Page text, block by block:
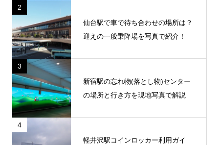
2
仙台駅で車で待ち合わせの場所は？
迎えの一般乗降場を写真で紹介！
3
新宿駅の忘れ物(落とし物)センター
の場所と行き方を現地写真で解説
4
軽井沢駅コインロッカー利用ガイ